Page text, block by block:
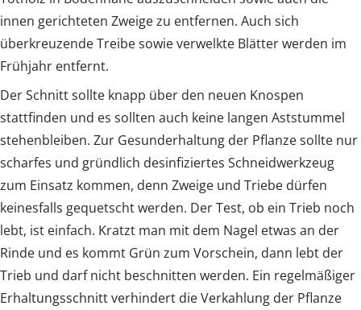
innen gerichteten Zweige zu entfernen. Auch sich
überkreuzende Treibe sowie verwelkte Blätter werden im
Frühjahr entfernt.
Der Schnitt sollte knapp über den neuen Knospen
stattfinden und es sollten auch keine langen Aststummel
stehenbleiben. Zur Gesunderhaltung der Pflanze sollte nur
scharfes und gründlich desinfiziertes Schneidwerkzeug
zum Einsatz kommen, denn Zweige und Triebe dürfen
keinesfalls gequetscht werden. Der Test, ob ein Trieb noch
lebt, ist einfach. Kratzt man mit dem Nagel etwas an der
Rinde und es kommt Grün zum Vorschein, dann lebt der
Trieb und darf nicht beschnitten werden. Ein regelmäßiger
Erhaltungsschnitt verhindert die Verkahlung der Pflanze